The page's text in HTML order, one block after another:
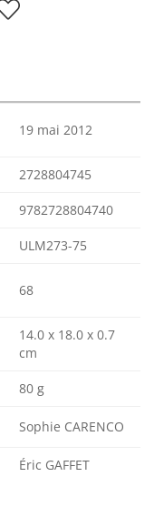
19 mai 2012
2728804745
9782728804740
ULM273-75
68
14.0 x 18.0 x 0.7
cm
80 g
Sophie CARENCO
Éric GAFFET